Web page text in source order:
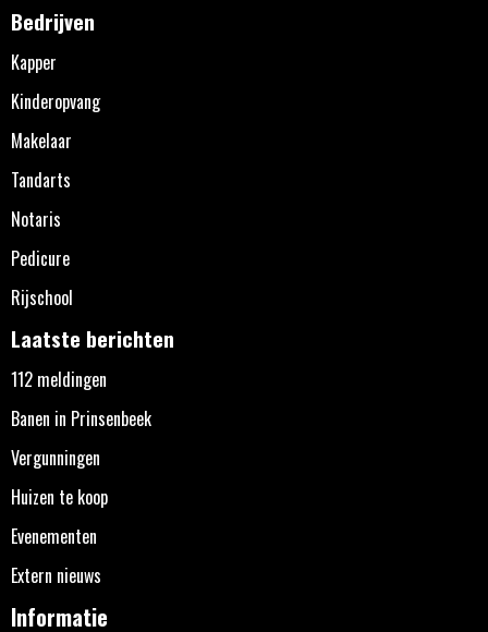
Bedrijven
Kapper
Kinderopvang
Makelaar
Tandarts
Notaris
Pedicure
Rijschool
Laatste berichten
112 meldingen
Banen in Prinsenbeek
Vergunningen
Huizen te koop
Evenementen
Extern nieuws
Informatie